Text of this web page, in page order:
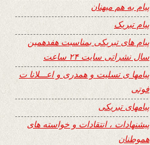
پیام به هم میهنان
پیام تبریک
پیام های تبریکی بمناسبت هفدهمین
سال نشراتی سایت ۲۴ ساعت
پیامها ی تسلیت و همدری و اعـــلانا ت
فوتی
پیامهای تبریکی
پیشنهادات ، انتقادات و خواسته های
هموطنان